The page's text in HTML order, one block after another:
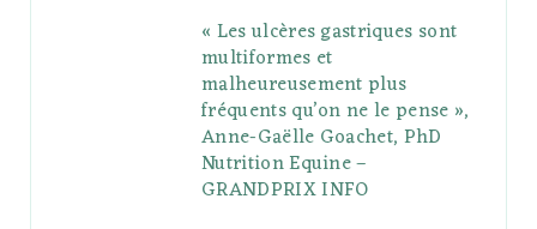
e
P
l
s
g
r
a
m
r
e
s
r
« Les ulcères gastriques sont
multiformes et
malheureusement plus
fréquents qu’on ne le pense »,
Anne-Gaëlle Goachet, PhD
Nutrition Equine –
GRANDPRIX INFO